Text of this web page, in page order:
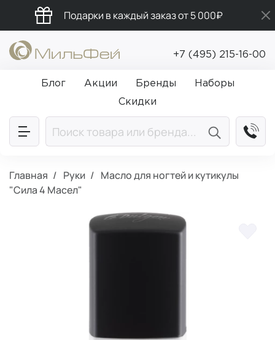
Подарки в каждый заказ от 5 000₽
Бесплатная доставка от 5 000₽
Промокод ПРИВЕТ
+7 (495) 215-16-00
Блог Акции Бренды
Наборы
Скидки
Главная Руки
Масло для ногтей и кутикулы
"Сила 4 Масел"